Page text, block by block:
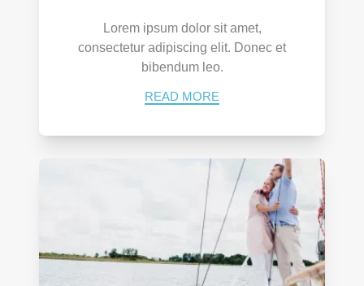
Lorem ipsum dolor sit amet,
consectetur adipiscing elit. Donec et
bibendum leo.
READ MORE